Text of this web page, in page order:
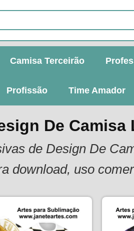
Camisa Terceirão
Profissão Time Amador
De Camisa
de Design De
download, uso